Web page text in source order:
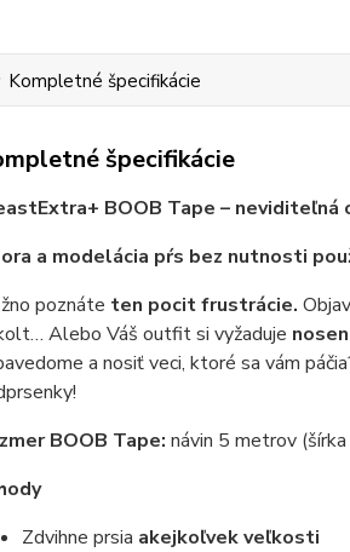
Kompletné špecifikácie
špecifikácie
BOOB Tape –
a modelácia pŕs bez nutnosti
poznáte ten pocit frustrácie.
Alebo Váš outfit si vyžaduje
a nosiť veci, ktoré sa vám
BOOB Tape: návin 5 metrov
Zdvihne prsia akejkoľvek veľkosti